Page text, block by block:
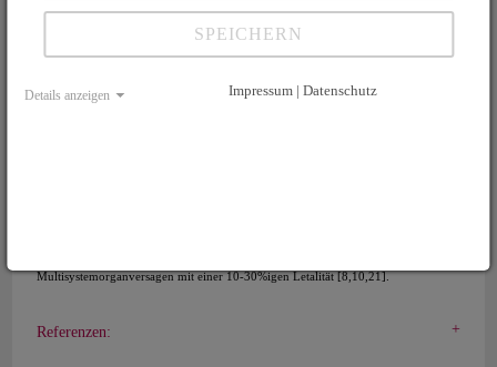
Pilzvergiftungen mit den Gattungen Amanita, Galerina, Lepiota, die das Toxin
Multisystemorganversagen mit einer 10-30%igen Letalität [8,10,21].
Referenzen:
SPEICHERN
Details anzeigen Impressum | Datenschutz